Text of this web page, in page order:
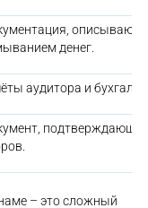
денег.
аудитора и
– это сложный